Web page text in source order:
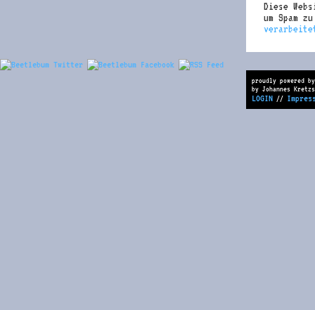
Diese
um Spam
proudly powered
by Johannes
LOGIN //